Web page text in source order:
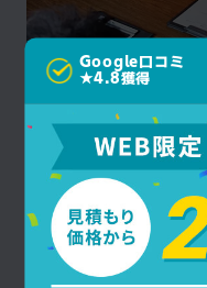
見積
追加
余分な費用はかか
の追加料金が一切
お任せいただけま
Google口コミ
★4.8獲得